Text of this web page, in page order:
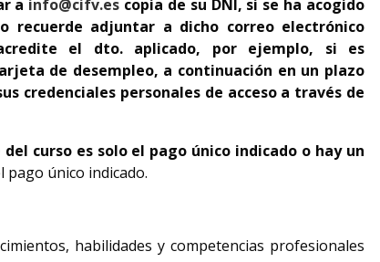
a info@cifv.es copia de su DNI, si se ha acogido
recuerde adjuntar a dicho correo electrónico
el dto. aplicado, por ejemplo, si es
de desempleo, a continuación en un plazo
credenciales personales de acceso a través de
del curso es solo el pago único indicado o hay un
pago único indicado.
habilidades y competencias profesionales